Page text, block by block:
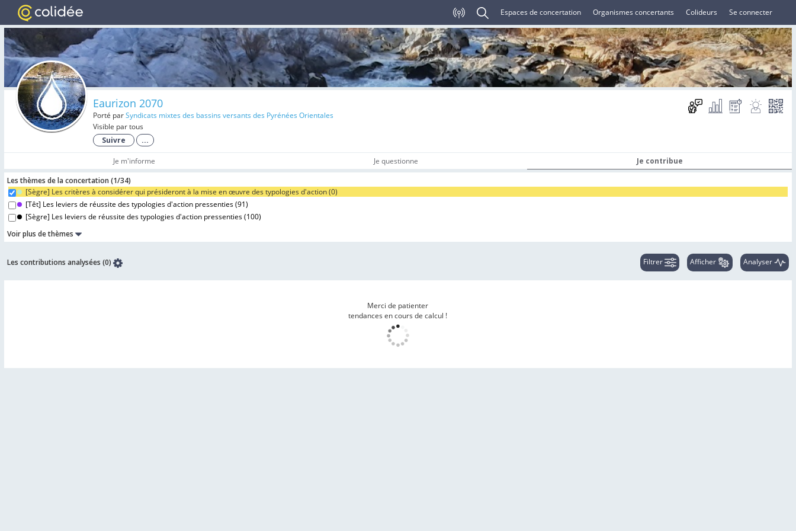
Espaces de concertation Organismes concertants Colideurs Se connecter
Eaurizon 2070
Porté parSyndicats mixtes des bassins versants des Pyrénées Orientales
Visible par tous
Suivre
...
Je m'informe Je questionne
Je contribue
Les thèmes de la concertation (1/34)
[Sègre] Les critères à considérer qui présideront à la mise en œuvre des typologies d'action (0)
[Têt] Les leviers de réussite des typologies d'action pressenties (91)
[Sègre] Les leviers de réussite des typologies d'action pressenties (100)
Voir plus de thèmes
Les contributions analysées (0) Filtrer Afficher Analyser
Merci de patienter
tendances en cours de calcul !